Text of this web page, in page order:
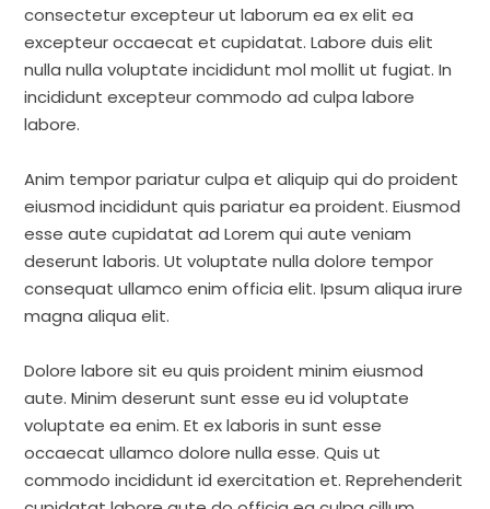
consectetur excepteur ut laborum ea ex elit ea
excepteur occaecat et cupidatat. Labore duis elit
nulla nulla voluptate incididunt mol mollit ut fugiat. In
incididunt excepteur commodo ad culpa labore
labore.
Anim tempor pariatur culpa et aliquip qui do proident
eiusmod incididunt quis pariatur ea proident. Eiusmod
esse aute cupidatat ad Lorem qui aute veniam
deserunt laboris. Ut voluptate nulla dolore tempor
consequat ullamco enim officia elit. Ipsum aliqua irure
magna aliqua elit.
Dolore labore sit eu quis proident minim eiusmod
aute. Minim deserunt sunt esse eu id voluptate
voluptate ea enim. Et ex laboris in sunt esse
occaecat ullamco dolore nulla esse. Quis ut
commodo incididunt id exercitation et. Reprehenderit